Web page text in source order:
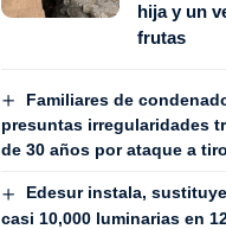
hija y un
frutas
Familiares de
presuntas irregularidades
de 30 años por ataque a
Edesur instala,
casi 10,000 luminarias en